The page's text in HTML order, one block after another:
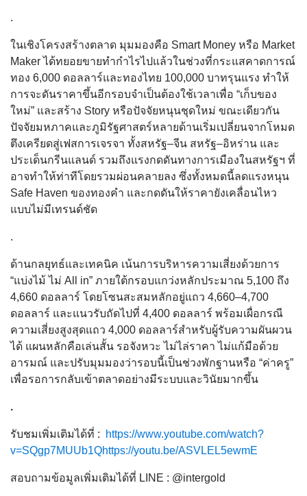
.
ในเชิงโครงสร้างตลาด มุมมองคือ Smart Money หรือ Market
Maker ได้ทยอยขายทำกำไรไปแล้วในช่วงที่กระแสคาดการณ์
ทอง 6,000 ดอลลาร์และทองไทย 100,000 บาทรุนแรง ทำให้
การจะดันราคาขึ้นอีกรอบจำเป็นต้องใช้เวลาเพื่อ “เก็บของ
ใหม่” และสร้าง Story หรือปัจจัยหนุนชุดใหม่ ขณะเดียวกัน
ปัจจัยมหภาคและภูมิรัฐศาสตร์หลายด้านเริ่มเปลี่ยนจากโหมด
ตึงเครียดสู่เฟสการเจรจา ทั้งสหรัฐ–จีน สหรัฐ–อิหร่าน และ
ประเด็นกรีนแลนด์ รวมถึงแรงกดดันทางการเมืองในสหรัฐฯ ที่
อาจทำให้ท่าทีโดยรวมผ่อนคลายลง ซึ่งทั้งหมดนี้ลดแรงหนุน
Safe Haven ของทองคำ และกดดันให้ราคายังเคลื่อนไหว
แบบไม่มีเทรนด์ชัด
.
ด้านกลยุทธ์และเทคนิค เน้นการบริหารความเสี่ยงด้วยการ
“แบ่งไม้ ไม่ All in” ภายใต้กรอบแกว่งหลักประมาณ 5,100 ถึง
4,660 ดอลลาร์ โดยโซนสะสมหลักอยู่แถว 4,660–4,700
ดอลลาร์ และแนวรับถัดไปที่ 4,400 ดอลลาร์ พร้อมเผื่อกรณี
ความเสี่ยงสูงสุดแถว 4,000 ดอลลาร์สำหรับผู้รับความผันผวน
ได้ แผนหลักคือเล่นสั้น รอจังหวะ ไม่ไล่ราคา ไม่แก้มือด้วย
อารมณ์ และปรับมุมมองว่ารอบนี้เป็นช่วงพักฐานหรือ “ค่าครู”
เพื่อรอการกลับเข้าตลาดอย่างมีระบบและวินัยมากขึ้น
.
รับชมเพิ่มเติมได้ที่ :
https://www.youtube.com/watch?
v=SQgp7MUUb1Qhttps://youtu.be/ASVLEL5ewmE
สอบถามข้อมูลเพิ่มเติมได้ที่ LINE : @intergold